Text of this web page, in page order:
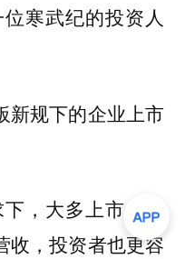
寒武纪的投资人
新规下的企业上市
，大多上市企业
收，投资者也更容